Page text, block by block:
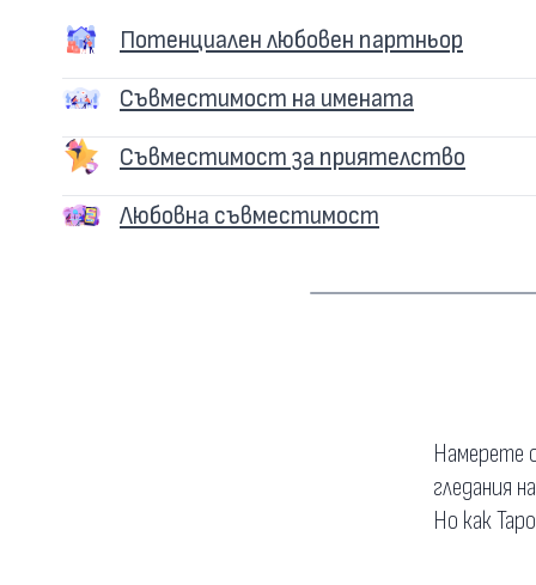
Потенциален любовен партньор
Съвместимост на имената
Съвместимост за приятелство
Любовна съвместимост
Намерете
гледания
Но как